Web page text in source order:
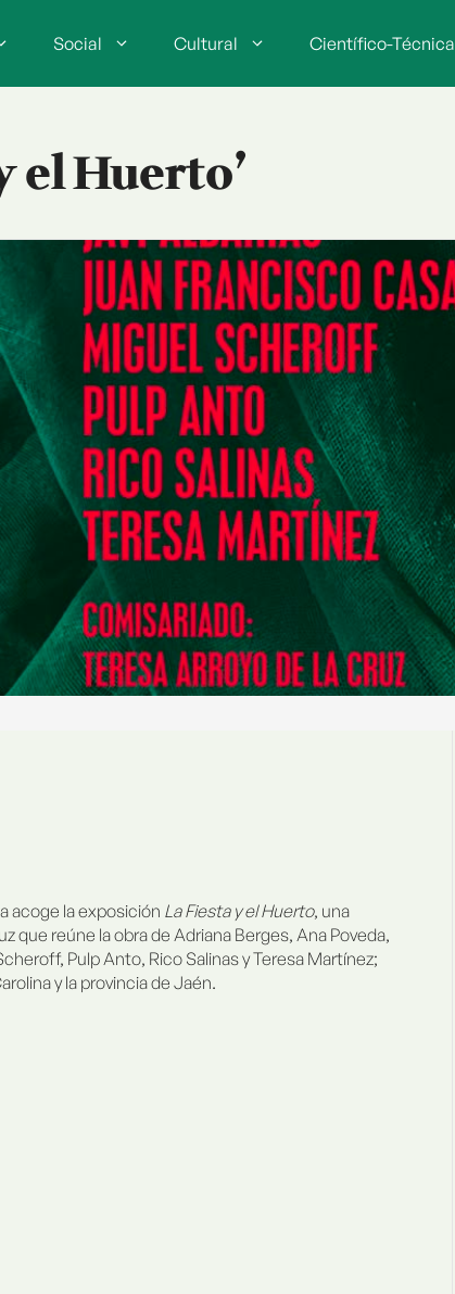
Social Cultural Científico-Técnica
el Huerto’
acoge la exposición La Fiesta y el Huerto, una
que reúne la obra de Adriana Berges, Ana Poveda,
Pulp Anto, Rico Salinas y Teresa Martínez;
y la provincia de Jaén.